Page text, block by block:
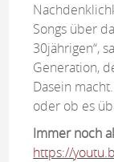
Songs über
30jährigen“,
Generation,
Dasein
oder ob es
Immer noch
https://